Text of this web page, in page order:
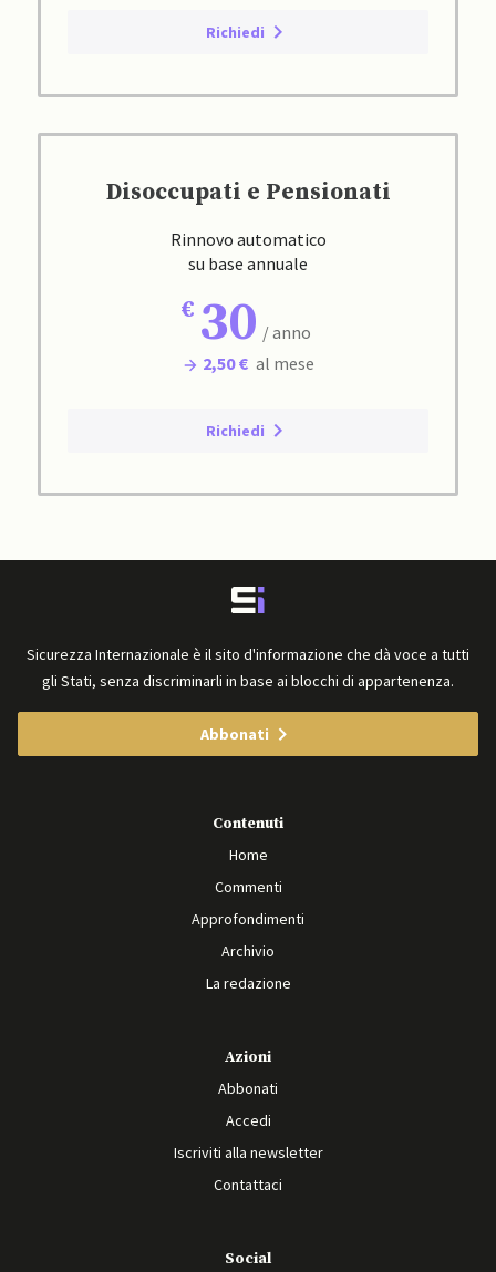
Richiedi
Disoccupati e Pensionati
Rinnovo automatico
su base annuale
30 / anno
2,50 € al mese
Richiedi
Sicurezza Internazionale è il sito d'informazione che dà voce a tutti
gli Stati, senza discriminarli in base ai blocchi di appartenenza.
Abbonati
Contenuti
Home
Commenti
Approfondimenti
Archivio
La redazione
Azioni
Abbonati
Accedi
Iscriviti alla newsletter
Contattaci
Social